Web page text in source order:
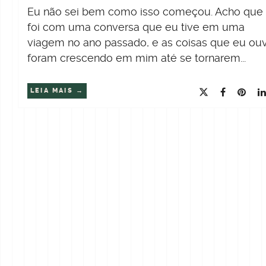
Eu não sei bem como isso começou. Acho que
foi com uma conversa que eu tive em uma
viagem no ano passado, e as coisas que eu
foram crescendo em mim até se tornarem...
LEIA MAIS